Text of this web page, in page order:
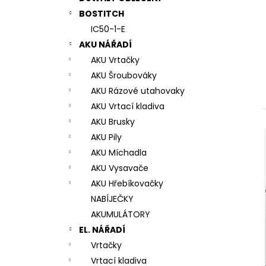
BOSTITCH
IC50-1-E
AKU NÁŘADÍ
AKU Vrtačky
AKU Šroubováky
AKU Rázové utahovaky
AKU Vrtací kladiva
AKU Brusky
AKU Pily
AKU Míchadla
AKU Vysavače
AKU Hřebíkovačky
NABÍJEČKY
AKUMULÁTORY
EL. NÁŘADÍ
Vrtačky
Vrtací kladiva
7# N196034 RYCHLOUPÍNACÍ SKLÍČIDLO
944 Kč